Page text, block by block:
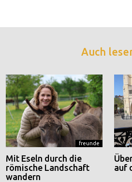
Auch
freunde
Mit Eseln durch die
römische Landschaft
wandern
auf